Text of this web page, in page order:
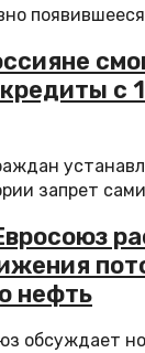
появившееся
с
запрет
нефть
обсуждает